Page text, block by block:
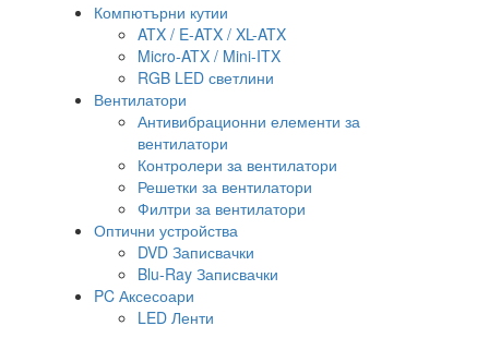
Компютърни кутии
ATX / E-ATX / XL-ATX
Micro-ATX / Mini-ITX
RGB LED светлини
Вентилатори
Антивибрационни елементи за
вентилатори
Контролери за вентилатори
Решетки за вентилатори
Филтри за вентилатори
Оптични устройства
DVD Записвачки
Blu-Ray Записвачки
PC Аксесоари
LED Ленти